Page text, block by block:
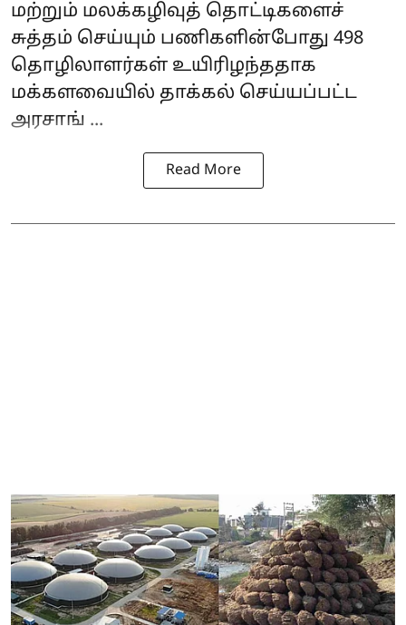
மற்றும் மலக்கழிவுத் தொட்டிகளைச்
சுத்தம் செய்யும் பணிகளின்போது 498
தொழிலாளர்கள் உயிரிழந்ததாக
மக்களவையில் தாக்கல் செய்யப்பட்ட
அரசாங் ...
Read More